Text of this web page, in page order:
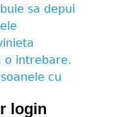
sa depui
o intrebare.
cu
login